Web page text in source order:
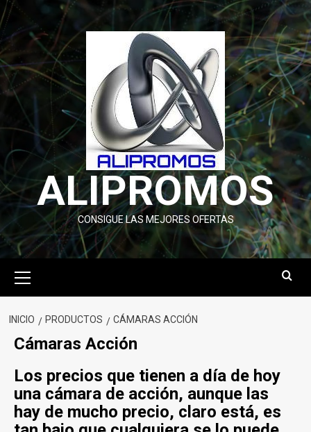
Saltar
al
contenido
ALIPROMOS
CONSIGUE LAS MEJORES OFERTAS
primario
INICIO PRODUCTOS CÁMARAS ACCIÓN
Cámaras Acción
Los precios que tienen a día de hoy
una cámara de acción, aunque las
hay de mucho precio, claro está, es